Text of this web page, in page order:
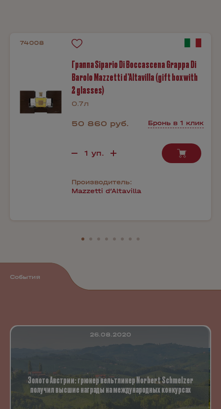
74008
Граппа Sipario Di Boccascena Grappa Di
Barolo Mazzetti d’Altavilla (gift box with
2 glasses)
0.7л
50 860 руб. Бронь в 1 клик
Производитель:
Mazzetti d’Altavilla
События
26.08.2020
Золото Австрии: грюнер вельтлинер Norbert Schmelzer
получил высшие награды на международных конкурсах